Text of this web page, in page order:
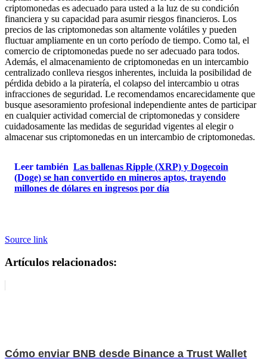
criptomonedas es adecuado para usted a la luz de su condición
financiera y su capacidad para asumir riesgos financieros. Los
precios de las criptomonedas son altamente volátiles y pueden
fluctuar ampliamente en un corto período de tiempo. Como tal, el
comercio de criptomonedas puede no ser adecuado para todos.
Además, el almacenamiento de criptomonedas en un intercambio
centralizado conlleva riesgos inherentes, incluida la posibilidad de
pérdida debido a la piratería, el colapso del intercambio u otras
infracciones de seguridad. Le recomendamos encarecidamente que
busque asesoramiento profesional independiente antes de participar
en cualquier actividad comercial de criptomonedas y considere
cuidadosamente las medidas de seguridad vigentes al elegir o
almacenar sus criptomonedas en un intercambio de criptomonedas.
Leer también Las ballenas Ripple (XRP) y Dogecoin
(Doge) se han convertido en mineros aptos, trayendo
millones de dólares en ingresos por día
Source link
Artículos relacionados:
Cómo enviar BNB desde Binance a Trust Wallet